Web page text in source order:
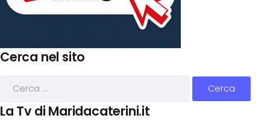
Cerca nel sito
La Tv di Maridacaterini.it